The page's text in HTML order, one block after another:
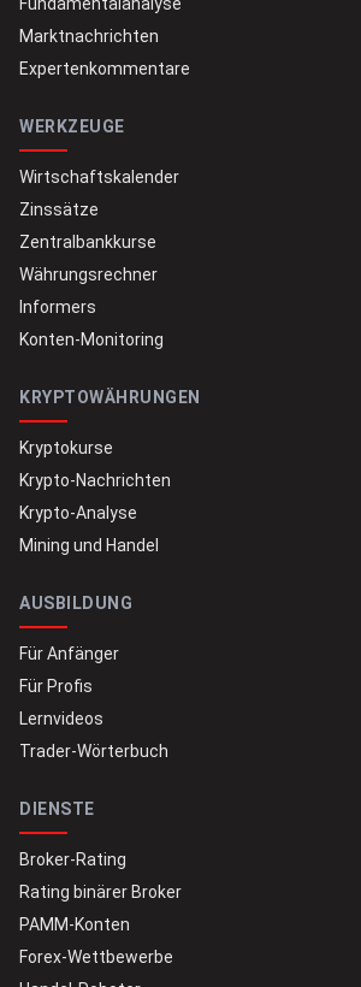
Fundamentalanalyse
Marktnachrichten
Expertenkommentare
WERKZEUGE
Wirtschaftskalender
Zinssätze
Zentralbankkurse
Währungsrechner
Informers
Konten-Monitoring
KRYPTOWÄHRUNGEN
Kryptokurse
Krypto-Nachrichten
Krypto-Analyse
Mining und Handel
AUSBILDUNG
Für Anfänger
Für Profis
Lernvideos
Trader-Wörterbuch
DIENSTE
Broker-Rating
Rating binärer Broker
PAMM-Konten
Forex-Wettbewerbe